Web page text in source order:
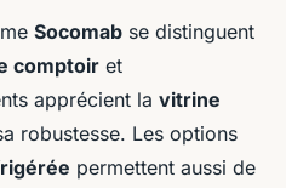
Socomab se distinguent
comptoir et
apprécient la vitrine
robustesse. Les options
permettent aussi de